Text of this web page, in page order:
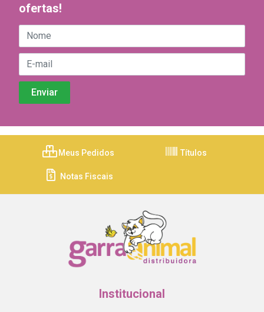
ofertas!
Meus Pedidos Títulos
Notas Fiscais
Institucional